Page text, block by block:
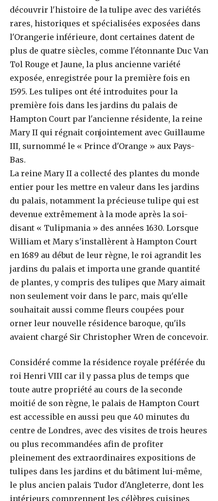
découvrir l'histoire de la tulipe avec des variétés
rares, historiques et spécialisées exposées dans
l'Orangerie inférieure, dont certaines datent de
plus de quatre siècles, comme l'étonnante Duc Van
Tol Rouge et Jaune, la plus ancienne variété
exposée, enregistrée pour la première fois en
1595. Les tulipes ont été introduites pour la
première fois dans les jardins du palais de
Hampton Court par l'ancienne résidente, la reine
Mary II qui régnait conjointement avec Guillaume
III, surnommé le « Prince d'Orange » aux Pays-
Bas.
La reine Mary II a collecté des plantes du monde
entier pour les mettre en valeur dans les jardins
du palais, notamment la précieuse tulipe qui est
devenue extrêmement à la mode après la soi-
disant « Tulipmania » des années 1630. Lorsque
William et Mary s'installèrent à Hampton Court
en 1689 au début de leur règne, le roi agrandit les
jardins du palais et importa une grande quantité
de plantes, y compris des tulipes que Mary aimait
non seulement voir dans le parc, mais qu'elle
souhaitait aussi comme fleurs coupées pour
orner leur nouvelle résidence baroque, qu'ils
avaient chargé Sir Christopher Wren de concevoir.
Considéré comme la résidence royale préférée du
roi Henri VIII car il y passa plus de temps que
toute autre propriété au cours de la seconde
moitié de son règne, le palais de Hampton Court
est accessible en aussi peu que 40 minutes du
centre de Londres, avec des visites de trois heures
ou plus recommandées afin de profiter
pleinement des extraordinaires expositions de
tulipes dans les jardins et du bâtiment lui-même,
le plus ancien palais Tudor d'Angleterre, dont les
intérieurs comprennent les célèbres cuisines